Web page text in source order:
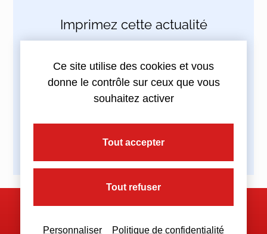
Imprimez cette actualité
Partagez cette actualité :
Nous contacter
Ce site utilise des cookies et vous
donne le contrôle sur ceux que vous
souhaitez activer
Tout accepter
Tout refuser
Personnaliser Politique de confidentialité